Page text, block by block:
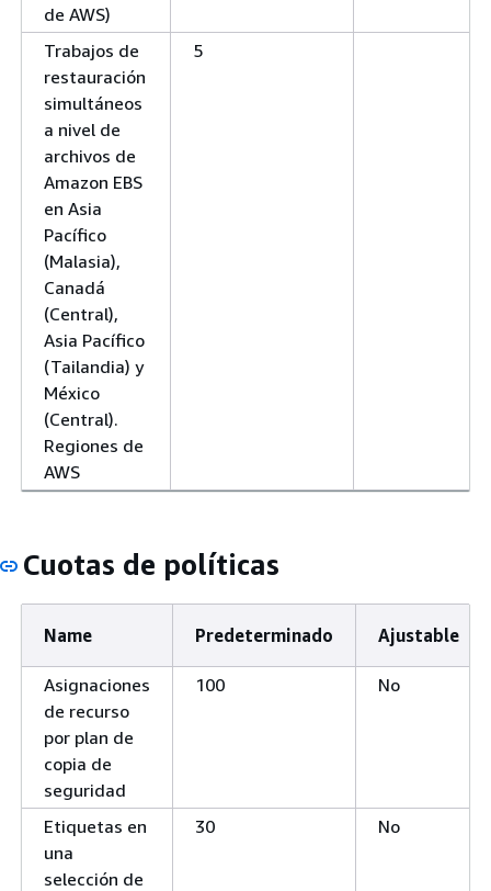
de AWS)
Trabajos de
restauración
simultáneos
a nivel de
archivos de
Amazon EBS
en Asia
Pacífico
(Malasia),
Canadá
(Central),
Asia Pacífico
(Tailandia) y
México
(Central).
Regiones de
AWS
5
Cuotas de políticas
Name Predeterminado Ajustable
Asignaciones
de recurso
por plan de
copia de
seguridad
100 No
Etiquetas en
una
selección de
30 No